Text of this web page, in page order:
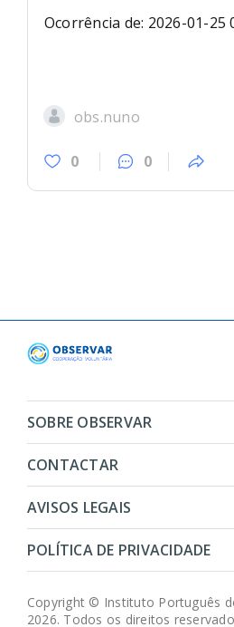
Ocorrência de: 2026-01-25
obs.nuno
0 0
SOBRE OBSERVAR
CONTACTAR
AVISOS LEGAIS
POLÍTICA DE PRIVACIDADE
Copyright © Instituto Português
2026. Todos os direitos